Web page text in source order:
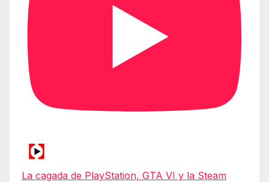
La cagada de PlayStation, GTA VI y la Steam